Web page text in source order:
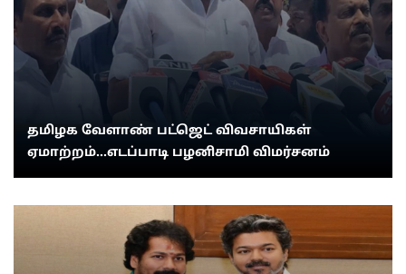
தமிழக வேளாண் பட்ஜெட் விவசாயிகள்
ஏமாற்றம்...எடப்பாடி பழனிசாமி விமர்சனம்